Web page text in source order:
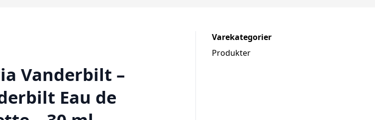
Vanderbilt –
Eau de
Varekategorier
Produkter